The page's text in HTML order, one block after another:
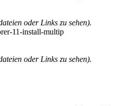
oder Links zu sehen).
11-install-multip
oder Links zu sehen).